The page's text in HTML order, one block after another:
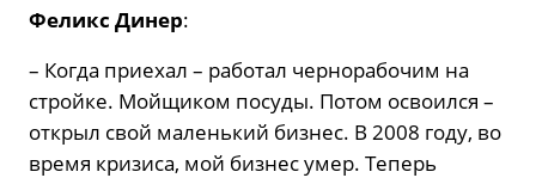
Феликс Динер:
– Когда приехал – работал чернорабочим на
стройке. Мойщиком посуды. Потом освоился –
открыл свой маленький бизнес. В 2008 году, во
время кризиса, мой бизнес умер. Теперь